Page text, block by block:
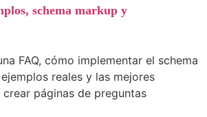
schema markup y
FAQ, cómo implementar el schema
reales y las mejores
páginas de preguntas